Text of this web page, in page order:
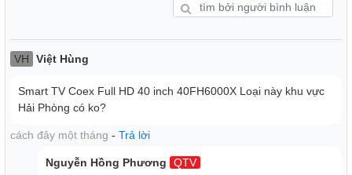
VH Việt Hùng
Smart TV Coex Full HD 40 inch 40FH6000X Loại này khu vực
Hải Phòng có ko?
cách đây một tháng - Trả lời
Nguyễn Hồng Phương
QTV